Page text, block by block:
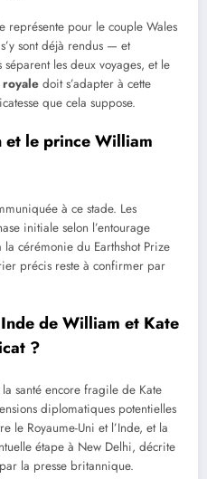
représente pour le couple Wales
sont déjà rendus — et
les deux voyages, et le
doit s’adapter à cette
que cela suppose.
le prince William
à ce stade. Les
initiale selon l’entourage
cérémonie du Earthshot Prize
précis reste à confirmer par
de William et Kate
?
santé encore fragile de Kate
diplomatiques potentielles
le Royaume-Uni et l’Inde, et la
étape à New Delhi, décrite
la presse britannique.